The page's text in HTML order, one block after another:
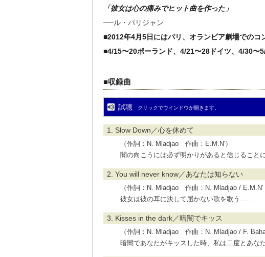
「彼女は心の痛みでヒット曲を作った」
──ル・パリジャン
■2012年4月5日にはパリ、オランピア劇場でのコ
■4/15〜20ポーランド、4/21〜28ドイツ、4/30〜
■収録曲
試聴 クリックでウインドウが開きます。
1. Slow Down／心を休めて
（作詞：N. Mladjao 作曲：E.M.N'）
闇の向こうには必ず明かりがあると信じること
2. You will never know／あなたは知らない
（作詞：N. Mladjao 作曲：N. Mladjao / E.M.N'
彼女は彼の耳に決して届かない歌を歌う……
3. Kisses in the dark／暗闇でキッス
（作詞：N. Mladjao 作曲：N. Mladjao / F. Baha
暗闇であなたがキッスした時、私は二度とあな